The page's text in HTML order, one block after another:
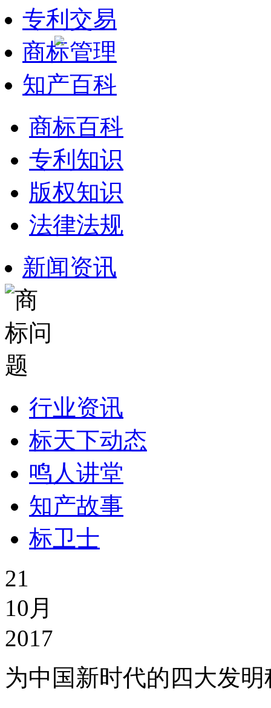
专利交易
商标管理
知产百科
商标百科
专利知识
版权知识
法律法规
新闻资讯
行业资讯
标天下动态
鸣人讲堂
知产故事
标卫士
21
10月
2017
为中国新时代的四大发